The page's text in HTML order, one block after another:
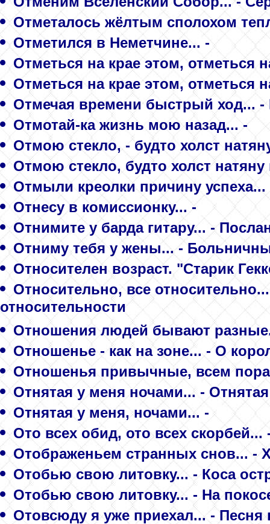
Отметалось жёлтым сполохом
Отметился в Неметчине... -
Отметься на крае этом, отметься
Отметься на крае этом, отметься
Отмечая времени быстрый ход... -
Отмотай-ка жизнь мою назад... -
Отмою стекло, - будто холст
Отмою стекло, будто холст
Отмыли креолки причину успеха...
Отнесу в комиссионку... -
Отнимите у барда гитару... -
Отниму тебя у жены... -
Относителен возраст. "Старик
Относительно, все
относительности
Отношения людей бывают
Отношенье - как на зоне... - О
Отношенья привычные, всем
Отнятая у меня ночами... -
Отнятая у меня, ночами... -
Ото всех обид, ото всех скорбей...
Отображеньем странных снов... -
Отобью свою литовку... - Коса
Отобью свою литовку... - На
Отовсюду я уже приехал... - Песня